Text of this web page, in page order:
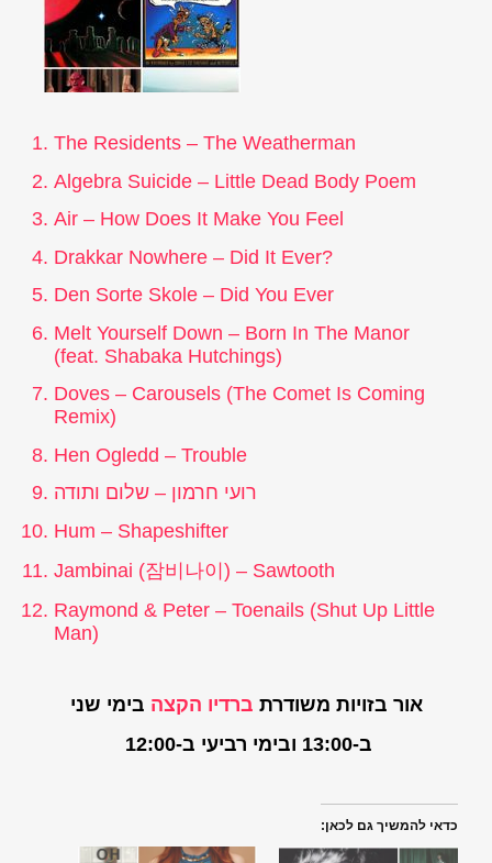
The Residents – The Weatherman
Algebra Suicide – Little Dead Body Poem
Air – How Does It Make You Feel
Drakkar Nowhere – Did It Ever?
Den Sorte Skole – Did You Ever
Melt Yourself Down – Born In The Manor
(feat. Shabaka Hutchings)
Doves – Carousels (The Comet Is Coming
Remix)
Hen Ogledd – Trouble
רועי חרמון – שלום ותודה
Hum – Shapeshifter
Jambinai (잠비나이) – Sawtooth
Raymond & Peter – Toenails (Shut Up Little
Man)
אור בזויות משודרת ברדיו הקצה בימי שני
ב-13:00 ובימי רביעי ב-12:00
כדאי להמשיך גם לכאן: